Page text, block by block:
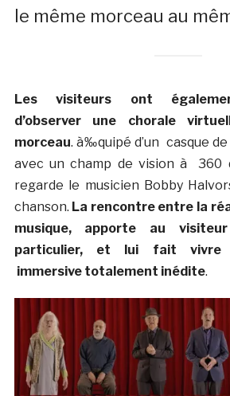
le même morceau au
Les visiteurs ont
d’observer une chorale
morceau. à‰quipé d’un casque
avec un champ de vision à 360
regarde le musicien Bobby
chanson. La rencontre entre la
musique, apporte au
particulier, et lui fait vivre
immersive totalement inédite.